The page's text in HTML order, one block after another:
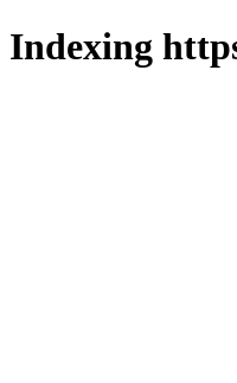
Indexing